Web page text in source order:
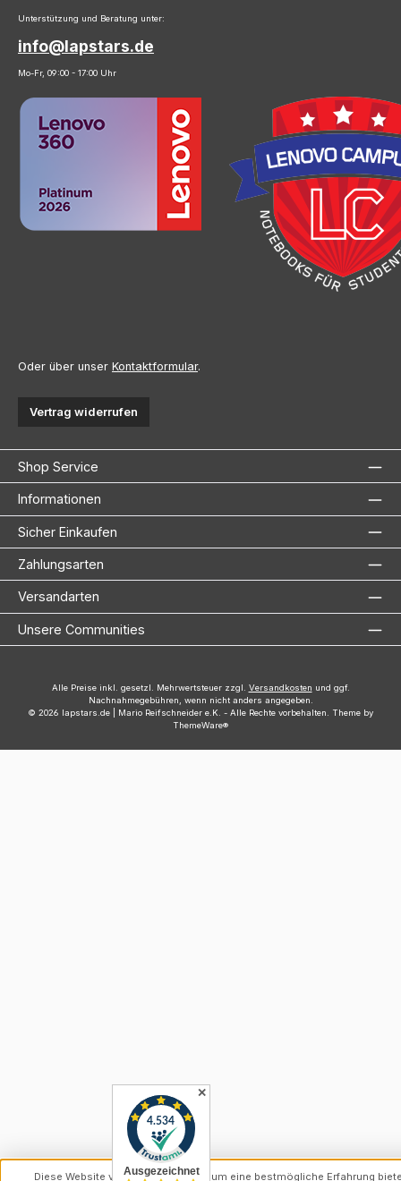
Unterstützung und Beratung unter:
info@lapstars.de
Mo-Fr, 09:00 - 17:00 Uhr
Oder über unser Kontaktformular.
Vertrag widerrufen
Shop Service
Informationen
Sicher Einkaufen
Zahlungsarten
Versandarten
Unsere Communities
Alle Preise inkl. gesetzl. Mehrwertsteuer zzgl. Versandkosten und ggf.
Nachnahmegebühren, wenn nicht anders angegeben.
© 2026 lapstars.de | Mario Reifschneider e.K. - Alle Rechte vorbehalten. Theme by
ThemeWare®
✕
Diese Website verwendet Cookies, um eine bestmögliche Erfahrung